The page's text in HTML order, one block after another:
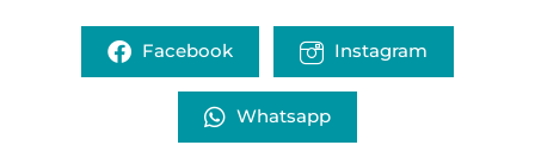
Facebook Instagram
Whatsapp